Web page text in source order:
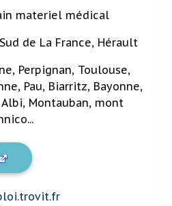
materiel médical
Sud de La France, Hérault
Perpignan, Toulouse,
Pau, Biarritz, Bayonne,
Montauban, mont